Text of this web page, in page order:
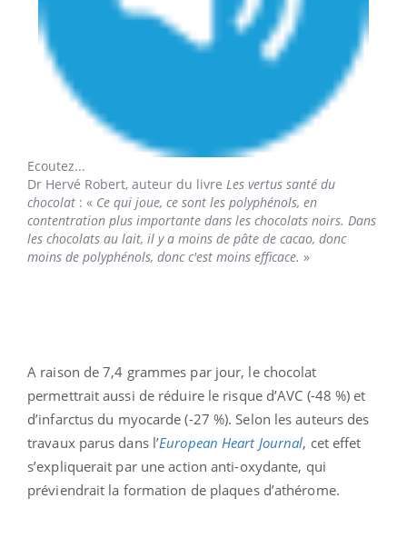
Ecoutez...
Dr Hervé Robert, auteur du livre Les vertus santé du
chocolat : « Ce qui joue, ce sont les polyphénols, en
contentration plus importante dans les chocolats noirs. Dans
les chocolats au lait, il y a moins de pâte de cacao, donc
moins de polyphénols, donc c'est moins efficace. »
A raison de 7,4 grammes par jour, le chocolat
permettrait aussi de réduire le risque d’AVC (-48 %) et
d’infarctus du myocarde (-27 %). Selon les auteurs des
travaux parus dans l’European Heart Journal, cet effet
s’expliquerait par une action anti-oxydante, qui
préviendrait la formation de plaques d’athérome.